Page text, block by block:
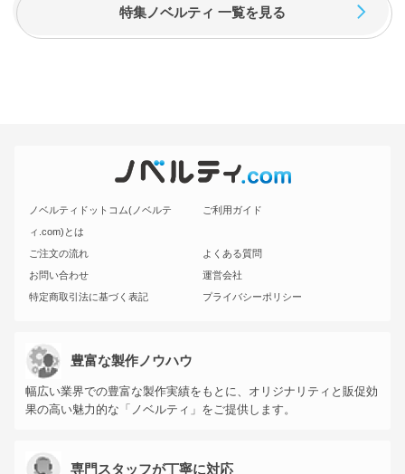
特集ノベルティ 一覧を見る
ノベルティドットコム(ノベルテ
ィ.com)とは
ご利用ガイド
ご注文の流れ
よくある質問
お問い合わせ
運営会社
特定商取引法に基づく表記
プライバシーポリシー
豊富な製作ノウハウ
幅広い業界での豊富な製作実績をもとに、オリジナリティと販促効
果の高い魅力的な「ノベルティ」をご提供します。
専門スタッフが丁寧に対応